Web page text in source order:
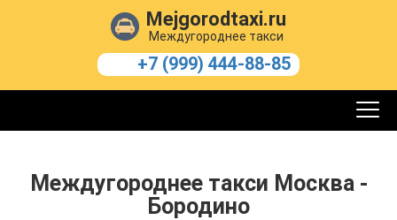
Mejgorodtaxi.ru
Междугороднее такси
+7 (999) 444-88-85
Междугороднее такси Москва -
Бородино